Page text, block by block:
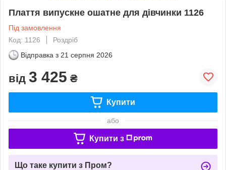
Плаття випускне ошатне для дівчинки 1126
Під замовлення
Код: 1126
Роздріб
Відправка з 21 серпня 2026
від 3 425 ₴
Купити
або
Купити з
Що таке купити з Пром?